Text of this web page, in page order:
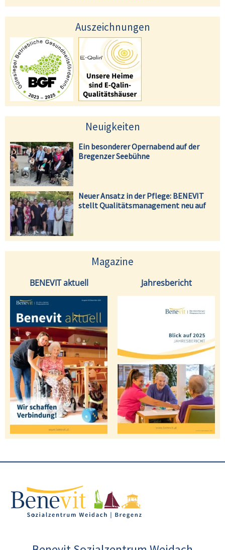
Auszeichnungen
Neuigkeiten
Ein besonderer Opernabend auf der
Bregenzer Seebühne
Neuer Ansatz in der Pflege: BENEVIT
stellt Qualitätsmanagement neu auf
Magazine
BENEVIT aktuell Jahresbericht